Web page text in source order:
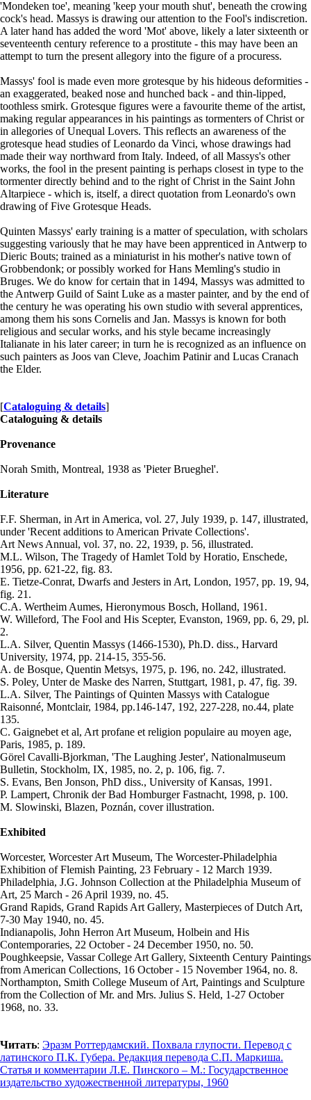
'Mondeken toe', meaning 'keep your mouth shut', beneath the crowing
cock's head. Massys is drawing our attention to the Fool's indiscretion.
A later hand has added the word 'Mot' above, likely a later sixteenth or
seventeenth century reference to a prostitute - this may have been an
attempt to turn the present allegory into the figure of a procuress.
Massys' fool is made even more grotesque by his hideous deformities -
an exaggerated, beaked nose and hunched back - and thin-lipped,
toothless smirk. Grotesque figures were a favourite theme of the artist,
making regular appearances in his paintings as tormenters of Christ or
in allegories of Unequal Lovers. This reflects an awareness of the
grotesque head studies of Leonardo da Vinci, whose drawings had
made their way northward from Italy. Indeed, of all Massys's other
works, the fool in the present painting is perhaps closest in type to the
tormenter directly behind and to the right of Christ in the Saint John
Altarpiece - which is, itself, a direct quotation from Leonardo's own
drawing of Five Grotesque Heads.
Quinten Massys' early training is a matter of speculation, with scholars
suggesting variously that he may have been apprenticed in Antwerp to
Dieric Bouts; trained as a miniaturist in his mother's native town of
Grobbendonk; or possibly worked for Hans Memling's studio in
Bruges. We do know for certain that in 1494, Massys was admitted to
the Antwerp Guild of Saint Luke as a master painter, and by the end of
the century he was operating his own studio with several apprentices,
among them his sons Cornelis and Jan. Massys is known for both
religious and secular works, and his style became increasingly
Italianate in his later career; in turn he is recognized as an influence on
such painters as Joos van Cleve, Joachim Patinir and Lucas Cranach
the Elder.
[Cataloguing & details]
Cataloguing & details
Provenance
Norah Smith, Montreal, 1938 as 'Pieter Brueghel'.
Literature
F.F. Sherman, in Art in America, vol. 27, July 1939, p. 147, illustrated,
under 'Recent additions to American Private Collections'.
Art News Annual, vol. 37, no. 22, 1939, p. 56, illustrated.
M.L. Wilson, The Tragedy of Hamlet Told by Horatio, Enschede,
1956, pp. 621-22, fig. 83.
E. Tietze-Conrat, Dwarfs and Jesters in Art, London, 1957, pp. 19, 94,
fig. 21.
C.A. Wertheim Aumes, Hieronymous Bosch, Holland, 1961.
W. Willeford, The Fool and His Scepter, Evanston, 1969, pp. 6, 29, pl.
2.
L.A. Silver, Quentin Massys (1466-1530), Ph.D. diss., Harvard
University, 1974, pp. 214-15, 355-56.
A. de Bosque, Quentin Metsys, 1975, p. 196, no. 242, illustrated.
S. Poley, Unter de Maske des Narren, Stuttgart, 1981, p. 47, fig. 39.
L.A. Silver, The Paintings of Quinten Massys with Catalogue
Raisonné, Montclair, 1984, pp.146-147, 192, 227-228, no.44, plate
135.
C. Gaignebet et al, Art profane et religion populaire au moyen age,
Paris, 1985, p. 189.
Görel Cavalli-Bjorkman, 'The Laughing Jester', Nationalmuseum
Bulletin, Stockholm, IX, 1985, no. 2, p. 106, fig. 7.
S. Evans, Ben Jonson, PhD diss., University of Kansas, 1991.
P. Lampert, Chronik der Bad Homburger Fastnacht, 1998, p. 100.
M. Slowinski, Blazen, Poznán, cover illustration.
Exhibited
Worcester, Worcester Art Museum, The Worcester-Philadelphia
Exhibition of Flemish Painting, 23 February - 12 March 1939.
Philadelphia, J.G. Johnson Collection at the Philadelphia Museum of
Art, 25 March - 26 April 1939, no. 45.
Grand Rapids, Grand Rapids Art Gallery, Masterpieces of Dutch Art,
7-30 May 1940, no. 45.
Indianapolis, John Herron Art Museum, Holbein and His
Contemporaries, 22 October - 24 December 1950, no. 50.
Poughkeepsie, Vassar College Art Gallery, Sixteenth Century Paintings
from American Collections, 16 October - 15 November 1964, no. 8.
Northampton, Smith College Museum of Art, Paintings and Sculpture
from the Collection of Mr. and Mrs. Julius S. Held, 1-27 October
1968, no. 33.
Читать: Эразм Роттердамский. Похвала глупости. Перевод с
латинского П.К. Губера. Редакция перевода С.П. Маркиша.
Статья и комментарии Л.Е. Пинского – М.: Государственное
издательство художественной литературы, 1960